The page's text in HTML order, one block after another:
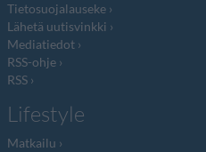
Tietosuojalauseke
Lähetä uutisvinkki
Mediatiedot
RSS-ohje
RSS
Lifestyle
Matkailu